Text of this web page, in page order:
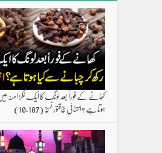
کھانے کے فوراً بعد لونگ کا ایک ٹکڑا منہ
ہوتا ہے ؟انتہائی طاقتور نسخہ(10,187)